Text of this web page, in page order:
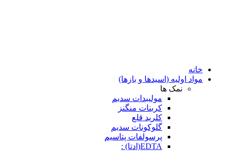
خانه
مواد اولیه (اسیدها و بازها)
نمک ها
مولیبدات سدیم
کربنات منگنز
کلرید قلع
گلوکونات سدیم
پرسولفات پتاسیم
EDTA(ادتا) :